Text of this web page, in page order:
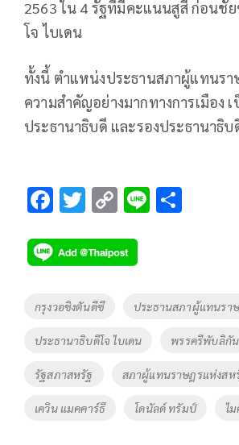
2563 ใน 4 รัฐที่มีคะแนนสูสี ก่อนชั
โจ ไบเดน
ทั้งนี้ ตำแหน่งประธานสภาผู้แทนร
ความสำคัญอย่างมากทางการเมือง
ประธานาธิบดี และรองประธานาธิบ
F
e
b
o
k
T
tt
er
C
p
y
Li
k
Li
Tags
กรุงวอชิงตันดีซี ประธานสภาผู้แทนรา
ประธานาธิบดีโจ ไบเดน พรรครีพับลิกัน
รัฐสภาสหรัฐ สภาผู้แทนราษฎรแห่งสห
เควิน แมคคาร์ธี โดนัลด์ ทรัมป์ ไ